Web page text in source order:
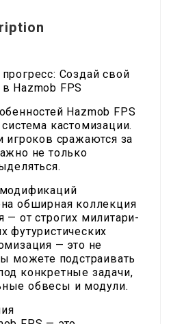
Создай свой
Hazmob FPS
Hazmob FPS
кастомизации.
игроков сражаются за
не только
обширная коллекция
— от строгих милитари-
футуристических
— это не
можете подстраивать
конкретные задачи,
обвесы и модули.